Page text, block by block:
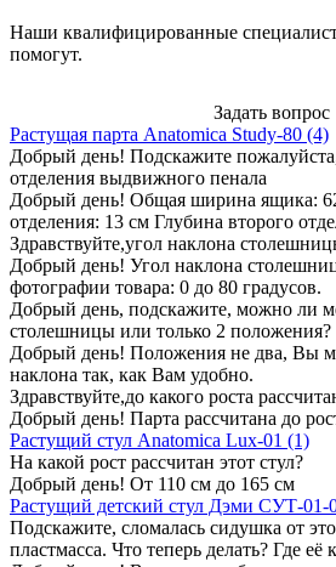
Наши квалифицированные
помогут.
Задать вопрос
Растущая парта Anatomica Study-80 (4)
Добрый день! Подскажите
отделения выдвижного пенала
Добрый день! Общая ширина ящика:
отделения: 13 см Глубина второго
Здравствуйте,угол наклона
Добрый день! Угол наклона
фотографии товара: 0 до 80 градусов.
Добрый день, подскажите, можно ли
столешницы или только 2 положения?
Добрый день! Положения не два, Вы
наклона так, как Вам удобно.
Здравствуйте,до какого роста
Добрый день! Парта рассчитана до
Растущий стул Anatomica Lux-01 (1)
На какой рост рассчитан этот стул?
Добрый день! От 110 см до 165 см
Растущий детский стул Дэми СУТ-01-
Подскажите, сломалась сидушка от
пластмасса. Что теперь делать? Где её